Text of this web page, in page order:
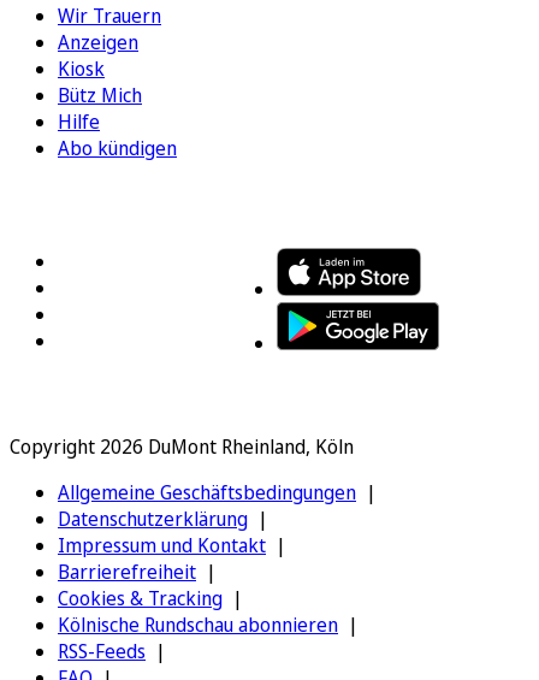
Wir Trauern
Anzeigen
Kiosk
Bütz Mich
Hilfe
Abo kündigen
Copyright 2026 DuMont Rheinland, Köln
Allgemeine Geschäftsbedingungen
Datenschutzerklärung
Impressum und Kontakt
Barrierefreiheit
Cookies & Tracking
Kölnische Rundschau abonnieren
RSS-Feeds